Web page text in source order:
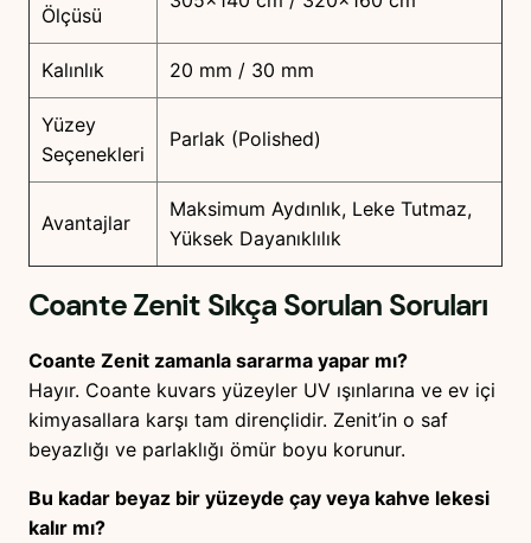
Ölçüsü
Kalınlık 20 mm / 30 mm
Yüzey
Seçenekleri
Parlak (Polished)
Avantajlar
Maksimum Aydınlık, Leke Tutmaz,
Yüksek Dayanıklılık
Coante Zenit Sıkça Sorulan Soruları
Coante Zenit zamanla sararma yapar mı?
Hayır. Coante kuvars yüzeyler UV ışınlarına ve ev içi
kimyasallara karşı tam dirençlidir. Zenit’in o saf
beyazlığı ve parlaklığı ömür boyu korunur.
Bu kadar beyaz bir yüzeyde çay veya kahve lekesi
kalır mı?